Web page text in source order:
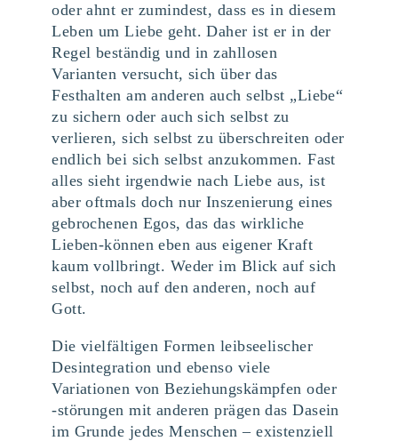
oder ahnt er zumindest, dass es in diesem
Leben um Liebe geht. Daher ist er in der
Regel beständig und in zahllosen
Varianten versucht, sich über das
Festhalten am anderen auch selbst „Liebe“
zu sichern oder auch sich selbst zu
verlieren, sich selbst zu überschreiten oder
endlich bei sich selbst anzukommen. Fast
alles sieht irgendwie nach Liebe aus, ist
aber oftmals doch nur Inszenierung eines
gebrochenen Egos, das das wirkliche
Lieben-können eben aus eigener Kraft
kaum vollbringt. Weder im Blick auf sich
selbst, noch auf den anderen, noch auf
Gott.
Die vielfältigen Formen leibseelischer
Desintegration und ebenso viele
Variationen von Beziehungskämpfen oder
-störungen mit anderen prägen das Dasein
im Grunde jedes Menschen – existenziell